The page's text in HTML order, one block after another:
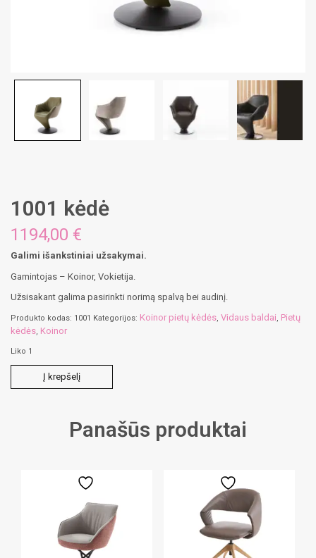
1001 kėdė
1194,00 €
Galimi išankstiniai užsakymai.
Gamintojas – Koinor, Vokietija.
Užsisakant galima pasirinkti norimą spalvą bei audinį.
Produkto kodas: 1001 Kategorijos: Koinor pietų kėdės, Vidaus baldai, Pietų
kėdės, Koinor
Liko 1
Į krepšelį
Panašūs produktai